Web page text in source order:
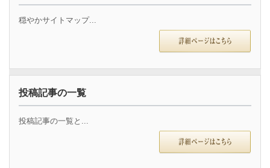
穏やかサイトマップ...
投稿記事の一覧
投稿記事の一覧と...